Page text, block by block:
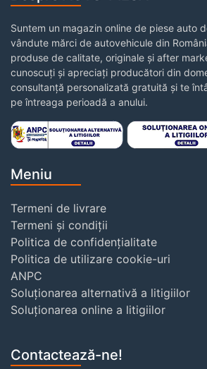
Suntem un magazin online de piese auto
vândute mărci de autovehicule din
produse de calitate, originale și after
cunoscuți și apreciați producători din
consultanță personalizată gratuită și te
pe întreaga perioadă a anului.
Meniu
Termeni de livrare
Termeni și condiții
Politica de confidențialitate
Politica de utilizare cookie-uri
ANPC
Soluționarea alternativă a litigiilor
Soluționarea online a litigiilor
Contactează-ne!